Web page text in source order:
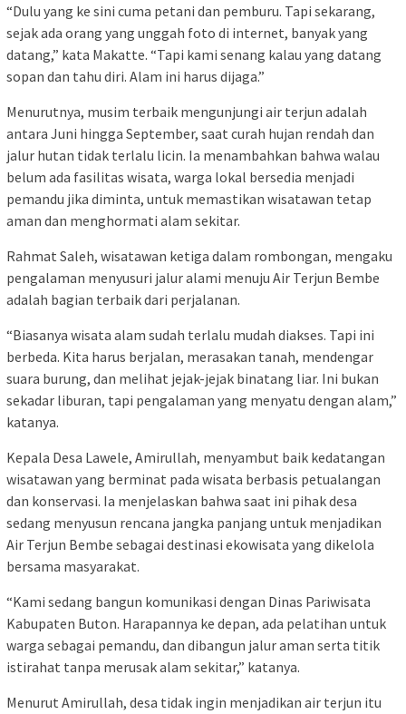
“Dulu yang ke sini cuma petani dan pemburu. Tapi sekarang,
sejak ada orang yang unggah foto di internet, banyak yang
datang,” kata Makatte. “Tapi kami senang kalau yang datang
sopan dan tahu diri. Alam ini harus dijaga.”
Menurutnya, musim terbaik mengunjungi air terjun adalah
antara Juni hingga September, saat curah hujan rendah dan
jalur hutan tidak terlalu licin. Ia menambahkan bahwa walau
belum ada fasilitas wisata, warga lokal bersedia menjadi
pemandu jika diminta, untuk memastikan wisatawan tetap
aman dan menghormati alam sekitar.
Rahmat Saleh, wisatawan ketiga dalam rombongan, mengaku
pengalaman menyusuri jalur alami menuju Air Terjun Bembe
adalah bagian terbaik dari perjalanan.
“Biasanya wisata alam sudah terlalu mudah diakses. Tapi ini
berbeda. Kita harus berjalan, merasakan tanah, mendengar
suara burung, dan melihat jejak-jejak binatang liar. Ini bukan
sekadar liburan, tapi pengalaman yang menyatu dengan alam,”
katanya.
Kepala Desa Lawele, Amirullah, menyambut baik kedatangan
wisatawan yang berminat pada wisata berbasis petualangan
dan konservasi. Ia menjelaskan bahwa saat ini pihak desa
sedang menyusun rencana jangka panjang untuk menjadikan
Air Terjun Bembe sebagai destinasi ekowisata yang dikelola
bersama masyarakat.
“Kami sedang bangun komunikasi dengan Dinas Pariwisata
Kabupaten Buton. Harapannya ke depan, ada pelatihan untuk
warga sebagai pemandu, dan dibangun jalur aman serta titik
istirahat tanpa merusak alam sekitar,” katanya.
Menurut Amirullah, desa tidak ingin menjadikan air terjun itu